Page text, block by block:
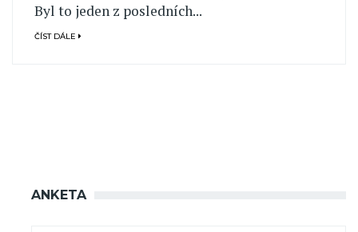
Byl to jeden z posledních...
ČÍST DÁLE
ANKETA